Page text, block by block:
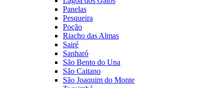
Panelas
Pesqueira
Poção
Riacho das Almas
Sairé
Sanharó
São Bento do Una
São Caitano
São Joaquim do Monte